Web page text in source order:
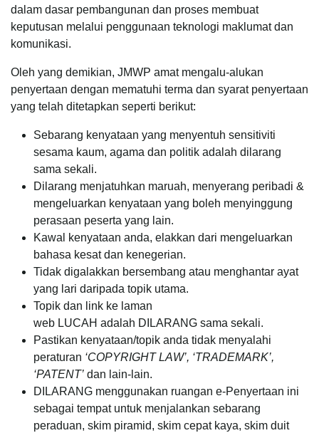
dalam dasar pembangunan dan proses membuat
keputusan melalui penggunaan teknologi maklumat dan
komunikasi.
Oleh yang demikian, JMWP amat mengalu-alukan
penyertaan dengan mematuhi terma dan syarat penyertaan
yang telah ditetapkan seperti berikut:
Sebarang kenyataan yang menyentuh sensitiviti
sesama kaum, agama dan politik adalah dilarang
sama sekali.
Dilarang menjatuhkan maruah, menyerang peribadi &
mengeluarkan kenyataan yang boleh menyinggung
perasaan peserta yang lain.
Kawal kenyataan anda, elakkan dari mengeluarkan
bahasa kesat dan kenegerian.
Tidak digalakkan bersembang atau menghantar ayat
yang lari daripada topik utama.
Topik dan link ke laman
web LUCAH adalah DILARANG sama sekali.
Pastikan kenyataan/topik anda tidak menyalahi
peraturan ‘COPYRIGHT LAW’, ‘TRADEMARK’,
‘PATENT’ dan lain-lain.
DILARANG menggunakan ruangan e-Penyertaan ini
sebagai tempat untuk menjalankan sebarang
peraduan, skim piramid, skim cepat kaya, skim duit